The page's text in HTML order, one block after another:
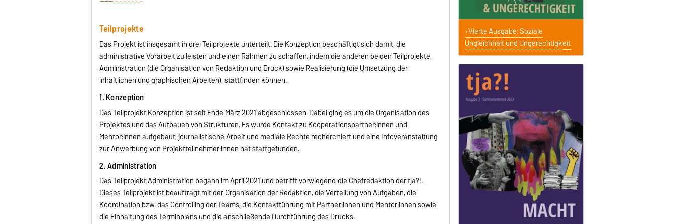
Teilprojekte
Das Projekt ist insgesamt in drei Teilprojekte unterteilt. Die Konzeption beschäftigt sich damit, die
administrative Vorarbeit zu leisten und einen Rahmen zu schaffen, indem die anderen beiden Teilprojekte,
Administration (die Organisation von Redaktion und Druck) sowie Realisierung (die Umsetzung der
inhaltlichen und graphischen Arbeiten), stattfinden können.
1. Konzeption
Das Teilprojekt Konzeption ist seit Ende März 2021 abgeschlossen. Dabei ging es um die Organisation des
Projektes und das Aufbauen von Strukturen. Es wurde Kontakt zu Kooperationspartner:innen und
Mentor:innen aufgebaut, journalistische Arbeit und mediale Rechte recherchiert und eine Infoveranstaltung
zur Anwerbung von Projektteilnehmer:innen hat stattgefunden.
2. Administration
Das Teilprojekt Administration begann im April 2021 und betrifft vorwiegend die Chefredaktion der tja?!.
Dieses Teilprojekt ist beauftragt mit der Organisation der Redaktion, die Verteilung von Aufgaben, die
Koordination bzw. das Controlling der Teams, die Kontaktführung mit Partner:innen und Mentor:innen sowie
die Einhaltung des Terminplans und die anschließende Durchführung des Drucks.
Vierte Ausgabe: Soziale
Ungleichheit und Ungerechtigkeit